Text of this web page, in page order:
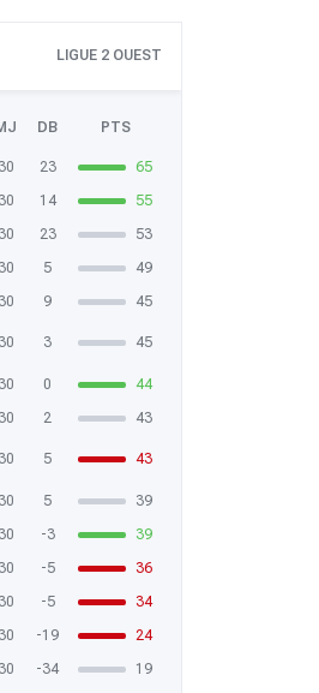
LIGUE 2 OUEST
DB PTS
30 23
65
30 14
55
30 23
53
30 5
49
30 9 45
30 3 45
30 0
44
30 2 43
30 5 43
30 5
39
30 -3
39
30 -5
36
30 -5
34
30 -19
24
30 -34
19